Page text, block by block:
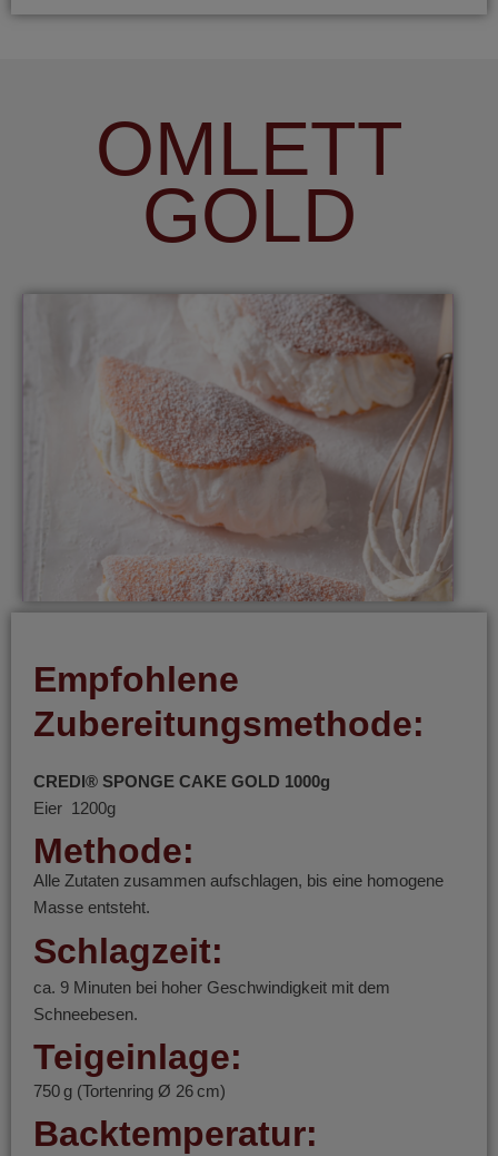
OMLETT
GOLD
Empfohlene
Zubereitungsmethode:
CREDI® SPONGE CAKE GOLD 1000g
Eier 1200g
Methode:
Alle Zutaten zusammen aufschlagen, bis eine homogene
Masse entsteht.
Schlagzeit:
ca. 9 Minuten bei hoher Geschwindigkeit mit dem
Schneebesen.
Teigeinlage:
750 g (Tortenring Ø 26 cm)
Backtemperatur: